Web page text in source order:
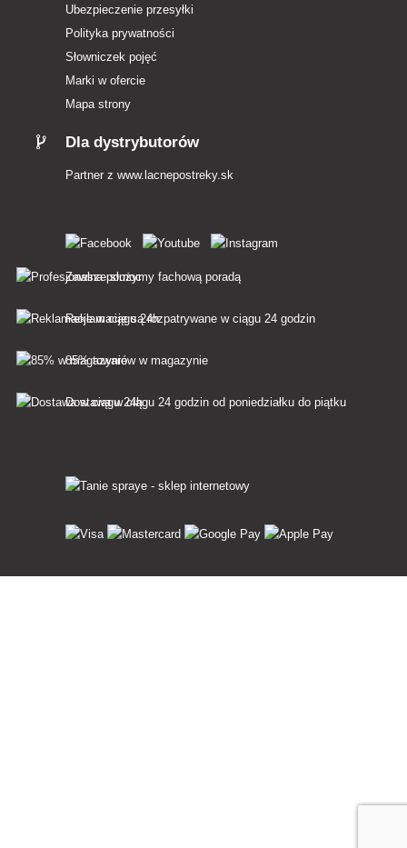
Ubezpieczenie przesyłki
Polityka prywatności
Słowniczek pojęć
Marki w ofercie
Mapa strony
Dla dystrybutorów
Partner z www.lacnepostreky.sk
Zawsze służymy fachową poradą
Reklamacje są rozpatrywane w ciągu 24 godzin
85% towarów w magazynie
Dostawa w ciągu 24 godzin od poniedziałku do piątku